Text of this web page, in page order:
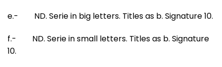
e.- ND. Serie in big letters. Titles as b. Signature 10.
f.- ND. Serie in small letters. Titles as b. Signature
10.